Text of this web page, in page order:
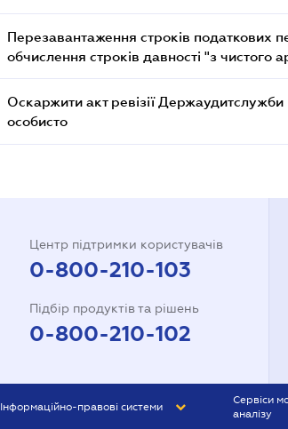
Перезавантаження строків податкових
обчислення строків давності "з чистого
Оскаржити акт ревізії
особисто
Центр підтримки користувачів
0-800-210-103
Підбір продуктів та рішень
0-800-210-102
Інформаційно-правові системи
Сервіси
аналізу